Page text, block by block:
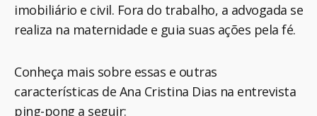
imobiliário e civil. Fora do trabalho, a advogada se
realiza na maternidade e guia suas ações pela fé.
Conheça mais sobre essas e outras
características de Ana Cristina Dias na entrevista
ping-pong a seguir: